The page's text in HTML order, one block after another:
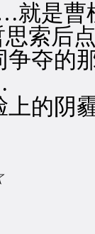
曹植
后点
夺的
的阴霾